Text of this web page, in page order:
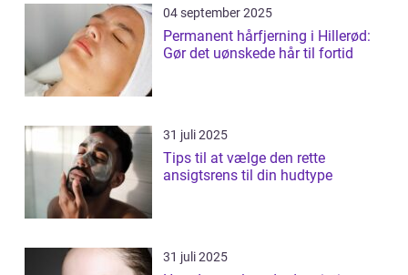
04 september 2025
Permanent hårfjerning i Hillerød:
Gør det uønskede hår til fortid
31 juli 2025
Tips til at vælge den rette
ansigtsrens til din hudtype
31 juli 2025